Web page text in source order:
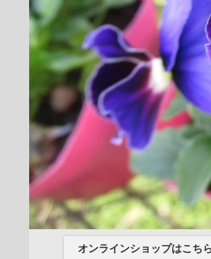
オンラインショップはこち